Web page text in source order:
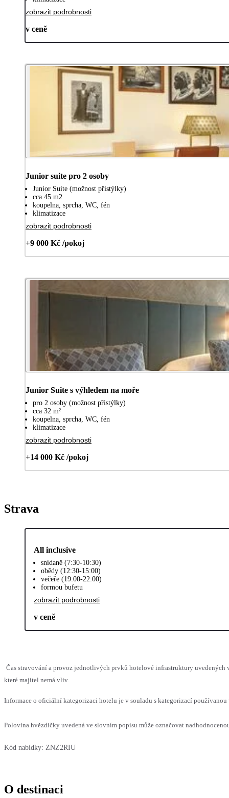
zobrazit podrobnosti
v ceně
Junior suite pro 2 osoby
Junior Suite (možnost přistýlky)
cca 45 m2
koupelna, sprcha, WC, fén
klimatizace
zobrazit podrobnosti
+9 000 Kč /pokoj
Junior Suite s výhledem na moře
pro 2 osoby (možnost přistýlky)
cca 32 m²
koupelna, sprcha, WC, fén
klimatizace
zobrazit podrobnosti
+14 000 Kč /pokoj
Strava
All inclusive
snídaně (7:30-10:30)
obědy (12:30-15:00)
večeře (19:00-22:00)
formou bufetu
zobrazit podrobnosti
v ceně
Čas stravování a provoz jednotlivých prvků hotelové infrastruktury uvedených
které majitel nemá vliv.
Informace o oficiální kategorizaci hotelu je v souladu s kategorizací
Polovina hvězdičky uvedená ve slovním popisu může označovat
Kód nabídky: ZNZ2RIU
O destinaci